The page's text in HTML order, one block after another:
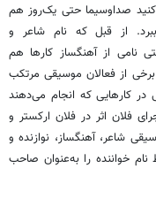
کنید صداوسیما حتی یک‌روز هم
از قبل که نام شاعر و
نامی از آهنگساز کارها هم
برخی از فعالان موسیقی مرتکب
کارهایی که انجام می‌دهند
فلان اثر در فلان ارکستر و
شاعر، آهنگساز، نوازنده و
خواننده را به‌عنوان صاحب